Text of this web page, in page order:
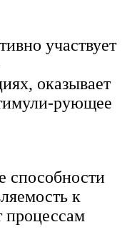
участвует
оказывает
рующее
способности
к
процессам